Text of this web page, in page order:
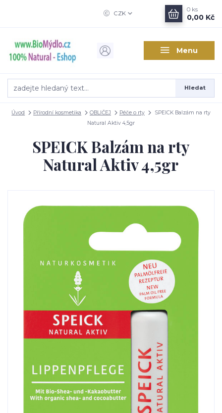
Menu
CZK
Hledat
0 ks
0,00 Kč
Úvod Přírodní kosmetika OBLIČEJ Péče o rty
SPEICK Balzám na rty
Natural Aktiv 4,5gr
SPEICK Balzám na rty
Natural Aktiv 4,5gr